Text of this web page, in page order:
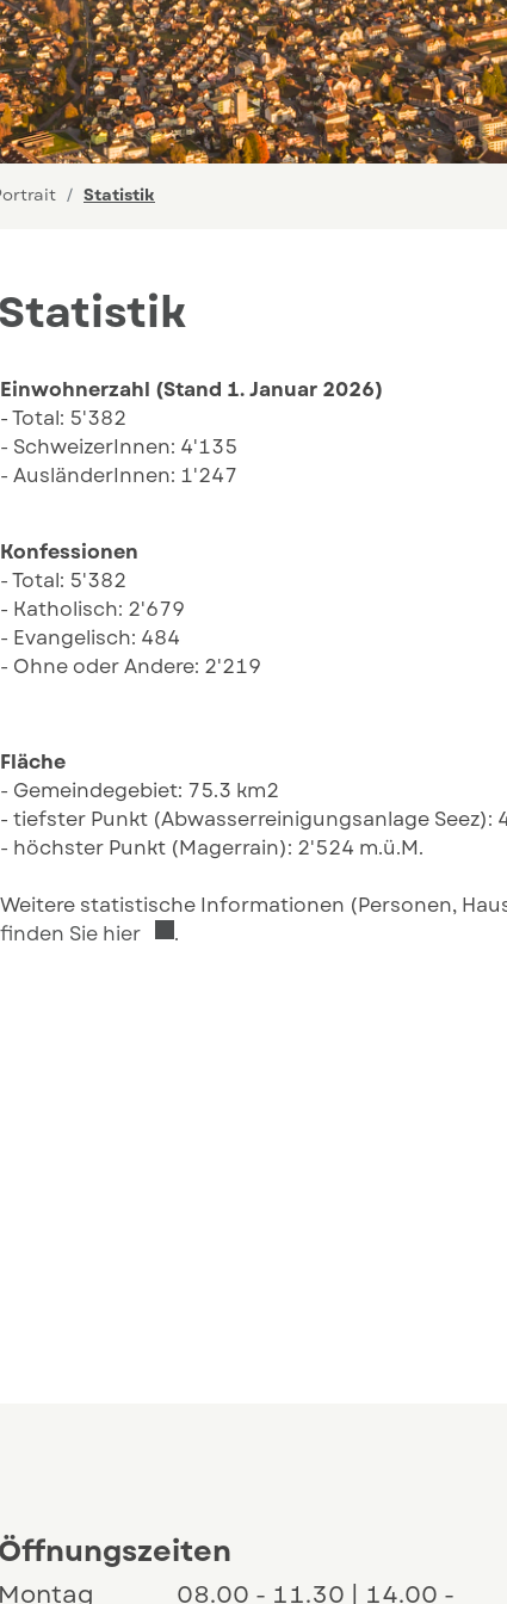
Statistik
Statistik
Einwohnerzahl (Stand 1. Januar 2026)
- Total: 5'382
- SchweizerInnen: 4'135
- AusländerInnen: 1'247
Konfessionen
- Total: 5'382
- Katholisch: 2'679
- Evangelisch: 484
- Ohne oder Andere: 2'219
Fläche
- Gemeindegebiet: 75.3 km2
- tiefster Punkt (Abwasserreinigungsanlage Seez):
- höchster Punkt (Magerrain): 2'524 m.ü.M.
Weitere statistische Informationen (Personen,
finden Sie hierExterner Link wird in einem neuen
.
Öffnungszeiten
Montag 08.00 - 11.30 | 14.00 -